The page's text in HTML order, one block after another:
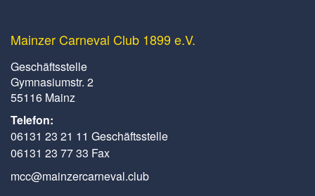
Mainzer Carneval Club 1899 e.V.
Geschäftsstelle
Gymnasiumstr. 2
55116 Mainz
Telefon:
06131 23 21 11 Geschäftsstelle
06131 23 77 33 Fax
mcc@mainzercarneval.club